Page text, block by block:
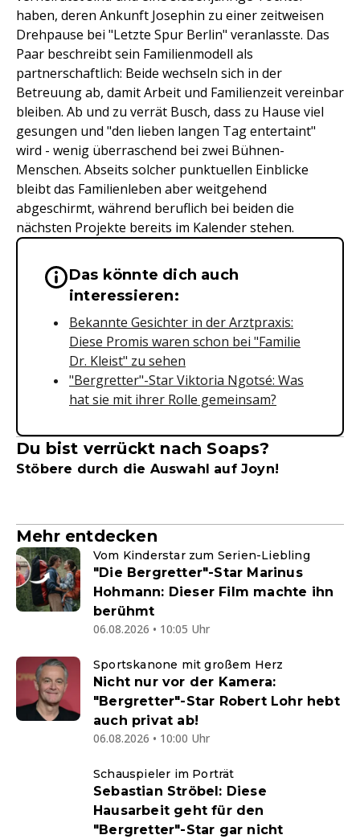
haben, deren Ankunft Josephin zu einer zeitweisen
Drehpause bei "Letzte Spur Berlin" veranlasste. Das
Paar beschreibt sein Familienmodell als
partnerschaftlich: Beide wechseln sich in der
Betreuung ab, damit Arbeit und Familienzeit vereinbar
bleiben. Ab und zu verrät Busch, dass zu Hause viel
gesungen und "den lieben langen Tag entertaint"
wird - wenig überraschend bei zwei Bühnen-
Menschen. Abseits solcher punktuellen Einblicke
bleibt das Familienleben aber weitgehend
abgeschirmt, während beruflich bei beiden die
nächsten Projekte bereits im Kalender stehen.
Wichtige Hinweise &
Das könnte dich auch
interessieren:
Bekannte Gesichter in der Arztpraxis:
Diese Promis waren schon bei "Familie
Dr. Kleist" zu sehen
"Bergretter"-Star Viktoria Ngotsé: Was
hat sie mit ihrer Rolle gemeinsam?
Du bist verrückt nach Soaps?
Stöbere durch die Auswahl auf Joyn!
Mehr entdecken
Vom Kinderstar zum Serien-Liebling
"Die Bergretter"-Star Marinus
Hohmann: Dieser Film machte ihn
berühmt
06.08.2026 • 10:05 Uhr
Sportskanone mit großem Herz
Nicht nur vor der Kamera:
"Bergretter"-Star Robert Lohr hebt
auch privat ab!
06.08.2026 • 10:00 Uhr
Schauspieler im Porträt
Sebastian Ströbel: Diese
Hausarbeit geht für den
"Bergretter"-Star gar nicht